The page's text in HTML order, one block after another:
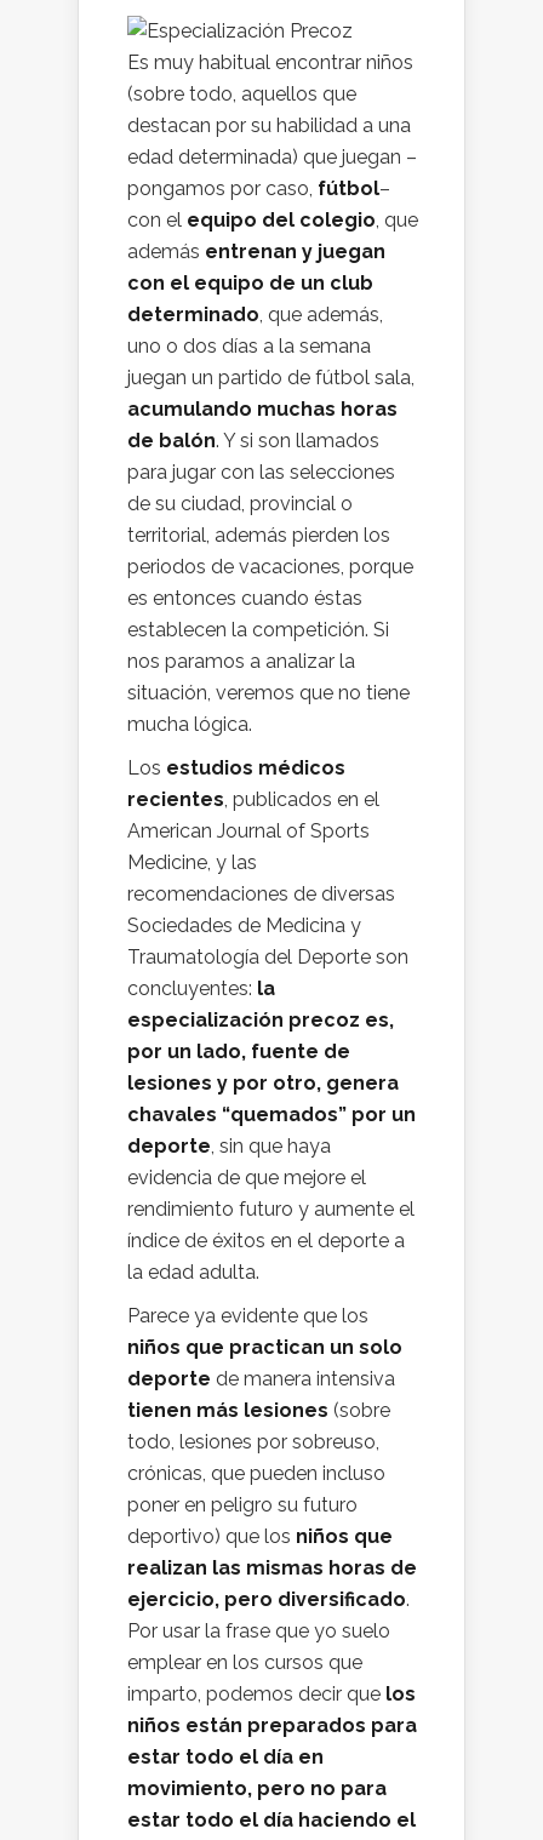
Es muy habitual encontrar niños
(sobre todo, aquellos que
destacan por su habilidad a una
edad determinada) que juegan –
pongamos por caso, fútbol–
con el equipo del colegio, que
además entrenan y juegan
con el equipo de un club
determinado, que además,
uno o dos días a la semana
juegan un partido de fútbol sala,
acumulando muchas horas
de balón. Y si son llamados
para jugar con las selecciones
de su ciudad, provincial o
territorial, además pierden los
periodos de vacaciones, porque
es entonces cuando éstas
establecen la competición. Si
nos paramos a analizar la
situación, veremos que no tiene
mucha lógica.
Los estudios médicos
recientes, publicados en el
American Journal of Sports
Medicine, y las
recomendaciones de diversas
Sociedades de Medicina y
Traumatología del Deporte son
concluyentes: la
especialización precoz es,
por un lado, fuente de
lesiones y por otro, genera
chavales “quemados” por un
deporte, sin que haya
evidencia de que mejore el
rendimiento futuro y aumente el
índice de éxitos en el deporte a
la edad adulta.
Parece ya evidente que los
niños que practican un solo
deporte de manera intensiva
tienen más lesiones (sobre
todo, lesiones por sobreuso,
crónicas, que pueden incluso
poner en peligro su futuro
deportivo) que los niños que
realizan las mismas horas de
ejercicio, pero diversificado.
Por usar la frase que yo suelo
emplear en los cursos que
imparto, podemos decir que los
niños están preparados para
estar todo el día en
movimiento, pero no para
estar todo el día haciendo el